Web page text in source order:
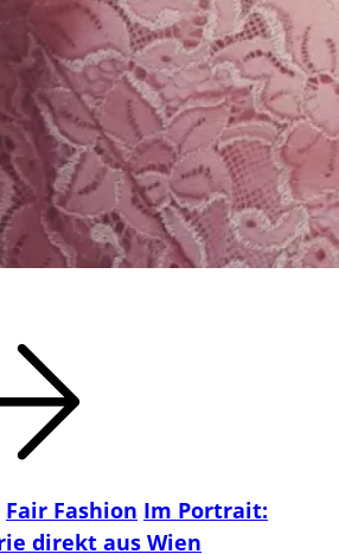
Fair Fashion Im Portrait:
direkt aus Wien